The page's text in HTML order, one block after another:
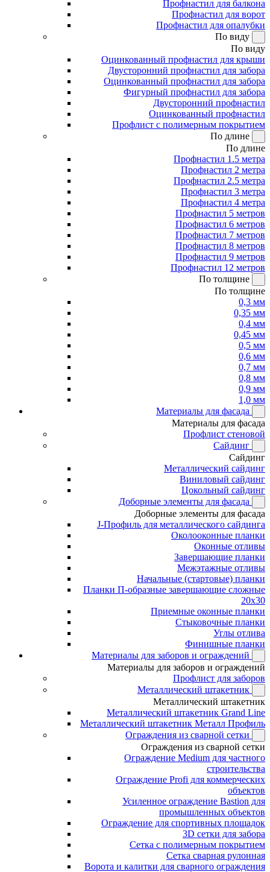
Профнастил для балкона
Профнастил для ворот
Профнастил для опалубки
По виду
По виду
Оцинкованный профнастил для крыши
Двусторонний профнастил для забора
Оцинкованный профнастил для забора
Фигурный профнастил для забора
Двусторонний профнастил
Оцинкованный профнастил
Профлист с полимерным покрытием
По длине
По длине
Профнастил 1.5 метра
Профнастил 2 метра
Профнастил 2.5 метра
Профнастил 3 метра
Профнастил 4 метра
Профнастил 5 метров
Профнастил 6 метров
Профнастил 7 метров
Профнастил 8 метров
Профнастил 9 метров
Профнастил 12 метров
По толщине
По толщине
0,3 мм
0,35 мм
0,4 мм
0,45 мм
0,5 мм
0,6 мм
0,7 мм
0,8 мм
0,9 мм
1,0 мм
Материалы для фасада
Материалы для фасада
Профлист стеновой
Сайдинг
Сайдинг
Металлический сайдинг
Виниловый сайдинг
Цокольный сайдинг
Доборные элементы для фасада
Доборные элементы для фасада
J-Профиль для металлического сайдинга
Околооконные планки
Оконные отливы
Завершающие планки
Межэтажные отливы
Начальные (стартовые) планки
Планки П-образные завершающие сложные
20x30
Приемные оконные планки
Стыковочные планки
Углы отлива
Финишные планки
Материалы для заборов и ограждений
Материалы для заборов и ограждений
Профлист для заборов
Металлический штакетник
Металлический штакетник
Металлический штакетник Grand Line
Металлический штакетник Металл Профиль
Ограждения из сварной сетки
Ограждения из сварной сетки
Ограждение Medium для частного
строительства
Ограждение Profi для коммерческих
объектов
Усиленное ограждение Bastion для
промышленных объектов
Ограждение для спортивных площадок
3D сетки для забора
Сетка с полимерным покрытием
Сетка сварная рулонная
Ворота и калитки для сварного ограждения